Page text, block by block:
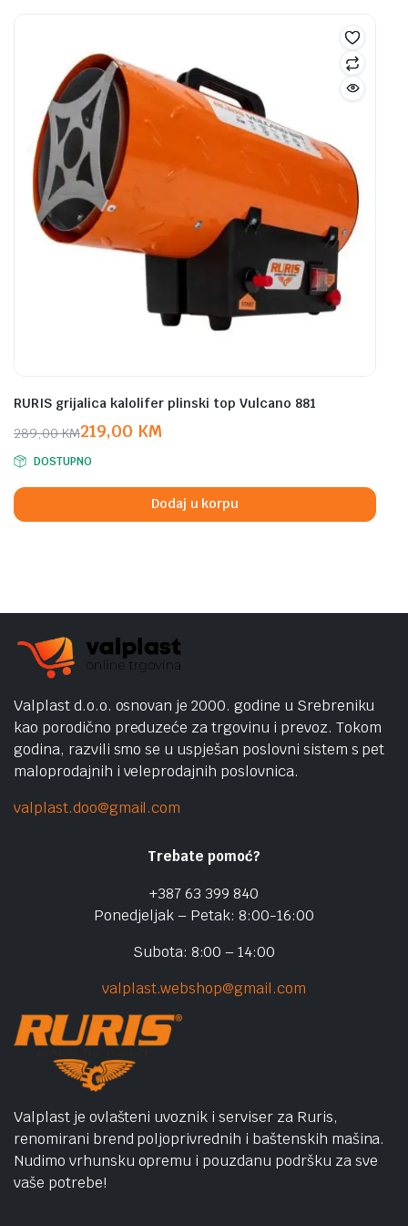
RURIS grijalica kalolifer plinski top Vulcano 881
289,00KM
Original
price
was:
289,00 KM.
219,00 KM
Current
price
is:
219,00 KM.
DOSTUPNO
Dodaj u korpu
Valplast d.o.o. osnovan je 2000. godine u Srebreniku
kao porodično preduzeće za trgovinu i prevoz. Tokom
godina, razvili smo se u uspješan poslovni sistem s pet
maloprodajnih i veleprodajnih poslovnica.
valplast.doo@gmail.com
Trebate pomoć?
+387 63 399 840
Ponedjeljak – Petak: 8:00-16:00
Subota: 8:00 – 14:00
valplast.webshop@gmail.com
Valplast je ovlašteni uvoznik i serviser za Ruris,
renomirani brend poljoprivrednih i baštenskih mašina.
Nudimo vrhunsku opremu i pouzdanu podršku za sve
vaše potrebe!